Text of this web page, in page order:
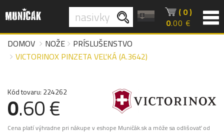
( 0 )
0.00 €
DOMOV
NOŽE
PRÍSLUŠENSTVO
VICTORINOX PINZETA VEĽKÁ (A.3642)
Kód tovaru: 224262
0.60 €
Cena platí výhradne pri nákupe v eshope Muničák.sk a môže sa odlišovať od